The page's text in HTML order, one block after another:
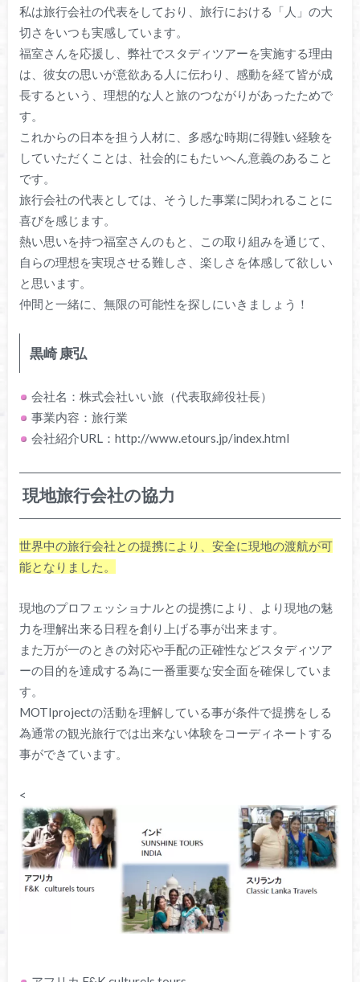
私は旅行会社の代表をしており、旅行における「人」の大
切さをいつも実感しています。
福室さんを応援し、弊社でスタディツアーを実施する理由
は、彼女の思いが意欲ある人に伝わり、感動を経て皆が成
長するという、理想的な人と旅のつながりがあったためで
す。
これからの日本を担う人材に、多感な時期に得難い経験を
していただくことは、社会的にもたいへん意義のあること
です。
旅行会社の代表としては、そうした事業に関われることに
喜びを感じます。
熱い思いを持つ福室さんのもと、この取り組みを通じて、
自らの理想を実現させる難しさ、楽しさを体感して欲しい
と思います。
仲間と一緒に、無限の可能性を探しにいきましょう！
黒崎 康弘
会社名：株式会社いい旅（代表取締役社長）
事業内容：旅行業
会社紹介URL：http://www.etours.jp/index.html
現地旅行会社の協力
世界中の旅行会社との提携により、安全に現地の渡航が可
能となりました。
現地のプロフェッショナルとの提携により、より現地の魅
力を理解出来る日程を創り上げる事が出来ます。
また万が一のときの対応や手配の正確性などスタディツア
ーの目的を達成する為に一番重要な安全面を確保していま
す。
MOTIprojectの活動を理解している事が条件で提携をしる
為通常の観光旅行では出来ない体験をコーディネートする
事ができています。
<